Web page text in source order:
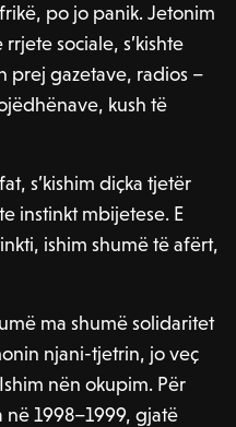
po jo panik. Jetonim
sociale, s’kishte
prej gazetave, radios –
kush të
s’kishim diçka tjetër
instinkt mbijetese. E
ishim shumë të afërt,
ma shumë solidaritet
njani-tjetrin, jo veç
nën okupim. Për
1998–1999, gjatë